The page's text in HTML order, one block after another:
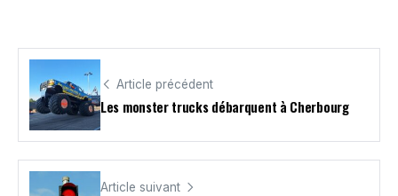
Article précédent
Les monster trucks débarquent à Cherbourg
Article suivant